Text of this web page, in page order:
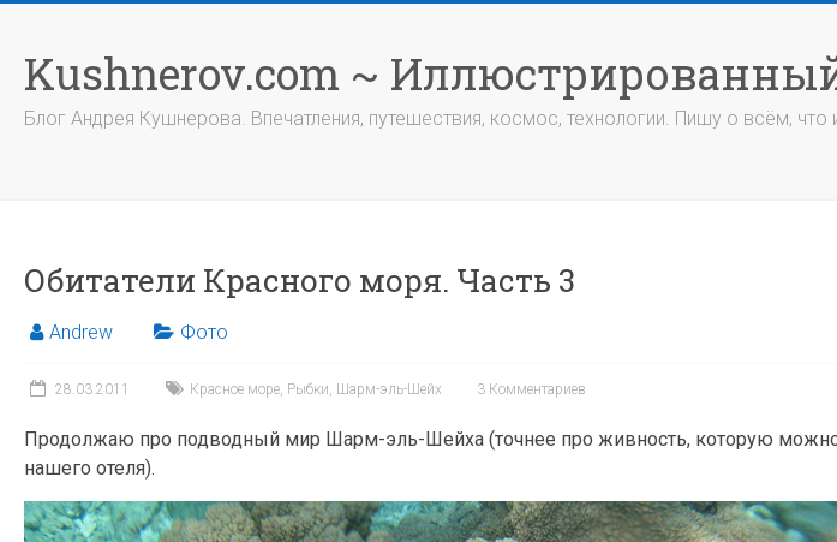
содержимому
Kushnerov.com ~
Блог Андрея Кушнерова. Впечатления, путешествия, космос, технологии. Пишу о всём, что
Обитатели Красного моря. Часть 3
Andrew Фото
28.03.2011 Красное море, Рыбки, Шарм-эль-Шейх 3 Комментариев
Продолжаю про подводный мир Шарм-эль-Шейха (точнее про живность, которую
нашего отеля).